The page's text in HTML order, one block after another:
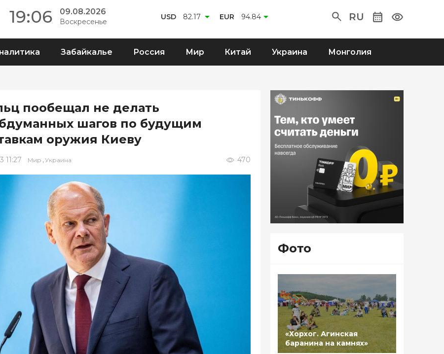
19:06 09.08.2026
Воскресенье
USD 82.17 EUR 94.84 RU
Забайкалье Россия Мир Китай Украина Монголия
пообещал не делать
шагов по будущим
оружия Киеву
11:27 Мир ,Украина 470
Фото
«Хорхог. Агинская
баранина на камнях»